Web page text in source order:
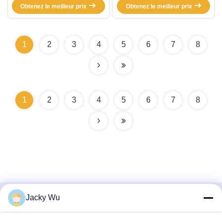
haut volume
Obtenez le meilleur prix
pieds p.m. résidentiels
Obtenez le meilleur prix
1 2 3 4 5 6 7 8
1 2 3 4 5 6 7 8
Contactez rapidement
Jacky Wu